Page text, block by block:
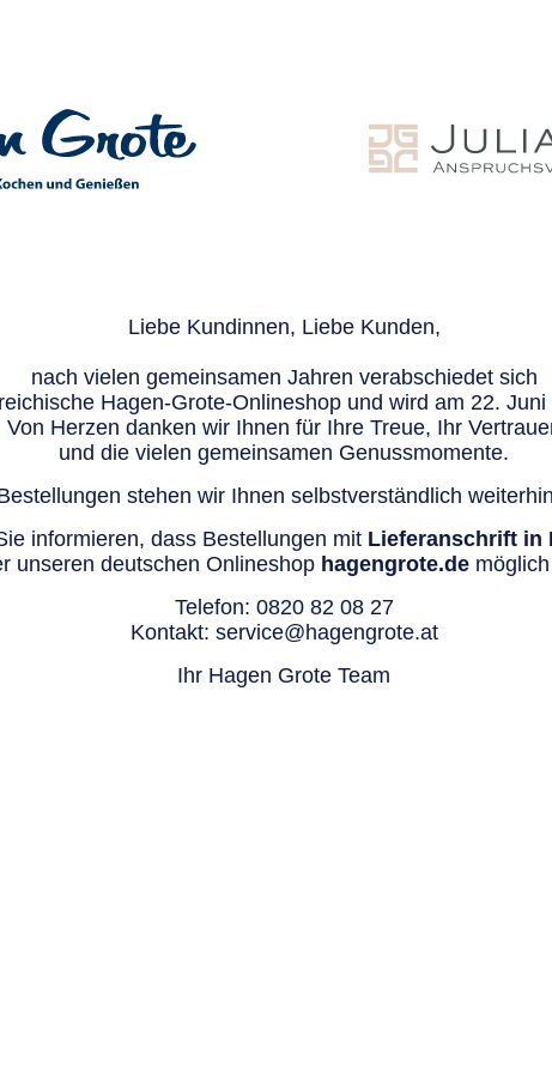
Liebe Kundinnen, Liebe Kunden,
nach vielen gemeinsamen Jahren verabschiedet sich
Hagen-Grote-Onlineshop und wird am 22. Juni
Von Herzen danken wir Ihnen für Ihre Treue, Ihr
und die vielen gemeinsamen Genussmomente.
stehen wir Ihnen selbstverständlich
informieren, dass Bestellungen mit Lieferanschrift in
unseren deutschen Onlineshop hagengrote.demöglich
Telefon: 0820 82 08 27
Kontakt: service@hagengrote.at
Ihr Hagen Grote Team